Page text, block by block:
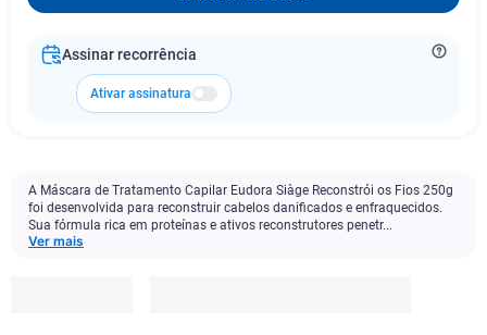
Assinar recorrência
Ativar assinatura
A Máscara de Tratamento Capilar Eudora Siàge Reconstrói os Fios 250g
foi desenvolvida para reconstruir cabelos danificados e enfraquecidos.
Sua fórmula rica em proteínas e ativos reconstrutores penetr...
Ver mais